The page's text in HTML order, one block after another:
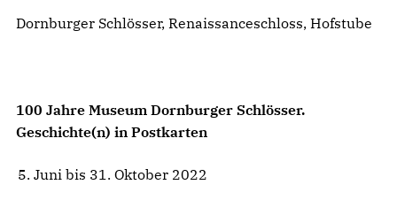
Dornburger Schlösser, Renaissanceschloss, Hofstube
100 Jahre Museum Dornburger Schlösser.
Geschichte(n) in Postkarten
Juni bis 31. Oktober 2022